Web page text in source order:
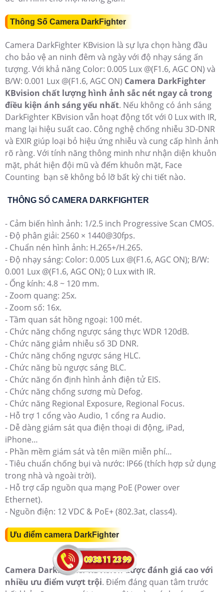
Thông Số Camera DarkFighter
Camera DarkFighter KBvision là sự lựa chọn hàng đầu
cho bảo vệ an ninh đêm và ngày với độ nhạy sáng ấn
tượng. Với khả năng Color: 0.005 Lux @(F1.6, AGC ON) và
B/W: 0.001 Lux @(F1.6, AGC ON) Camera DarkFighter
KBvision chất lượng hình ảnh sắc nét ngay cả trong
điều kiện ánh sáng yếu nhất. Nếu không có ánh sáng
DarkFighter KBvision vẫn hoạt động tốt với 0 Lux with IR,
mang lại hiệu suất cao. Công nghệ chống nhiễu 3D-DNR
và EXIR giúp loại bỏ hiệu ứng nhiễu và cung cấp hình ảnh
rõ ràng. Với tính năng thông minh như nhận diện khuôn
mặt, phát hiện đội mũ và đếm khuôn mặt, Face
Counting bạn sẽ không bỏ lỡ bất kỳ chi tiết nào.
THÔNG SỐ CAMERA DARKFIGHTER
- Cảm biến hình ảnh: 1/2.5 inch Progressive Scan CMOS.
- Độ phân giải: 2560 × 1440@30fps.
- Chuẩn nén hình ảnh: H.265+/H.265.
- Độ nhạy sáng: Color: 0.005 Lux @(F1.6, AGC ON); B/W:
0.001 Lux @(F1.6, AGC ON); 0 Lux with IR.
- Ống kính: 4.8 ~ 120 mm.
- Zoom quang: 25x.
- Zoom số: 16x.
- Tầm quan sát hồng ngoại: 100 mét.
- Chức năng chống ngược sáng thực WDR 120dB.
- Chức năng giảm nhiễu số 3D DNR.
- Chức năng chống ngược sáng HLC.
- Chức năng bù ngược sáng BLC.
- Chức năng ổn định hình ảnh điện tử EIS.
- Chức năng chống sương mù Defog.
- Chức năng Regional Exposure, Regional Focus.
- Hỗ trợ 1 cổng vào Audio, 1 cổng ra Audio.
- Dễ dàng giám sát qua điện thoại di động, iPad,
iPhone…
- Phần mềm giám sát và tên miền miễn phí…
- Tiêu chuẩn chống bụi và nước: IP66 (thích hợp sử dụng
trong nhà và ngoài trời).
- Hỗ trợ cấp nguồn qua mạng PoE (Power over
Ethernet).
- Nguồn điện: 12 VDC & PoE+ (802.3at, class4).
Ưu điểm camera DarkFighter
Camera DarkFighter KBvision được đánh giá cao với
nhiều ưu điểm vượt trội. Điểm đáng quan tâm trước